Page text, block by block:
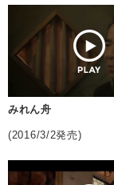
みれん舟
(2016/3/2発売)